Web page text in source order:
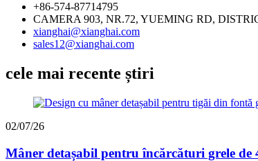
+86-574-87714795
CAMERA 903, NR.72, YUEMING RD,
xianghai@xianghai.com
sales12@xianghai.com
cele mai recente știri
02/07/26
Mâner detașabil pentru încărcături grele de